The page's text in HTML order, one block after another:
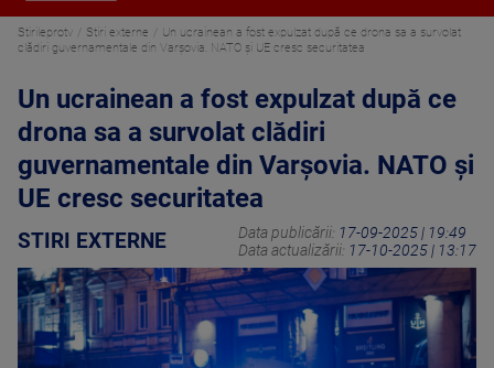
Stirileprotv Stiri externe
Un ucrainean a fost expulzat după ce drona sa a survolat
clădiri guvernamentale din Varşovia. NATO și UE cresc securitatea
Un ucrainean a fost expulzat după ce
drona sa a survolat clădiri
guvernamentale din Varşovia. NATO și
UE cresc securitatea
STIRI EXTERNE Data publicării: 17-09-2025 | 19:49
Data actualizării: 17-10-2025 | 13:17